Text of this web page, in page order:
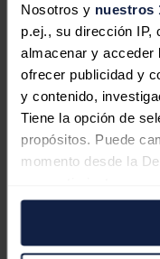
Nosotros y nuestros
p.ej., su dirección IP,
almacenar y acceder
ofrecer publicidad y
y contenido,
Tiene la opción de
propósitos. Puede
momento desde la
Si lo permite,
Recopilar
Control de
reactiva: el
renovables
Aleasoft Energy